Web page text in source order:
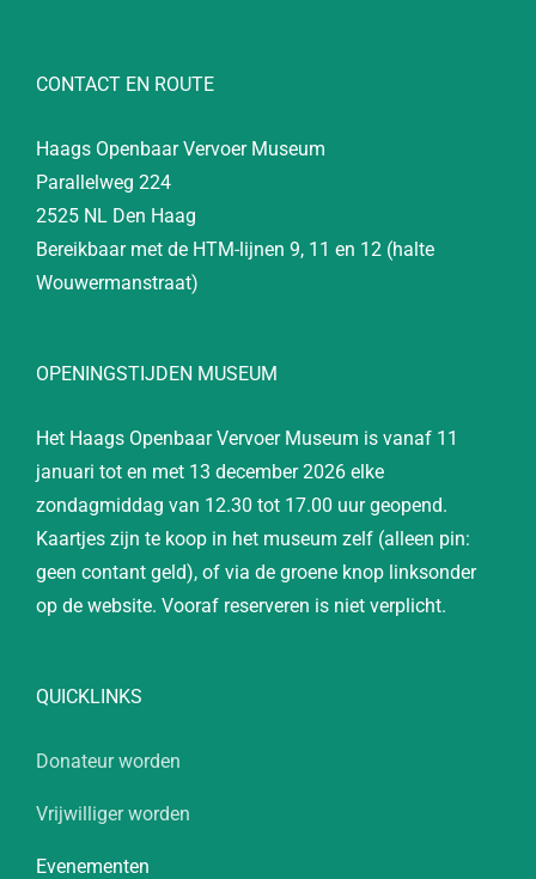
CONTACT EN ROUTE
Haags Openbaar Vervoer Museum
Parallelweg 224
2525 NL Den Haag
Bereikbaar met de HTM-lijnen 9, 11 en 12 (halte
Wouwermanstraat)
OPENINGSTIJDEN MUSEUM
Het Haags Openbaar Vervoer Museum is vanaf 11
januari tot en met 13 december 2026 elke
zondagmiddag van 12.30 tot 17.00 uur geopend.
Kaartjes zijn te koop in het museum zelf (alleen pin:
geen contant geld), of via de groene knop linksonder
op de website. Vooraf reserveren is niet verplicht.
QUICKLINKS
Donateur worden
Vrijwilliger worden
Evenementen